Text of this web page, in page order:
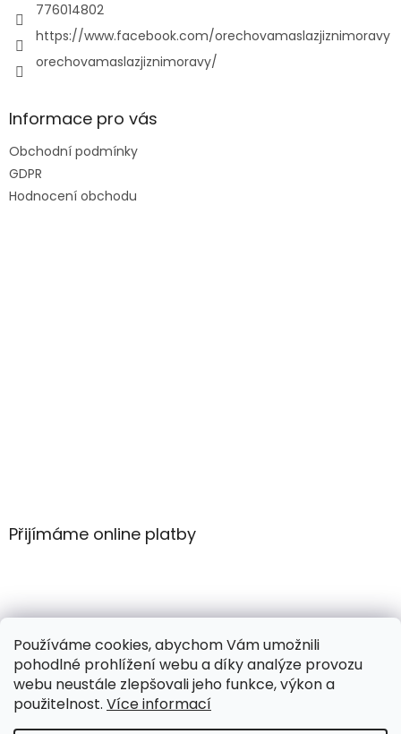
Používáme cookies, abychom Vám umožnili
pohodlné prohlížení webu a díky analýze provozu
webu neustále zlepšovali jeho funkce, výkon a
použitelnost. Více informací
776014802
https://www.facebook.com/orechovamaslazjiznimoravy
orechovamaslazjiznimoravy/
Informace pro vás
Obchodní podmínky
GDPR
Hodnocení obchodu
Přijímáme online platby